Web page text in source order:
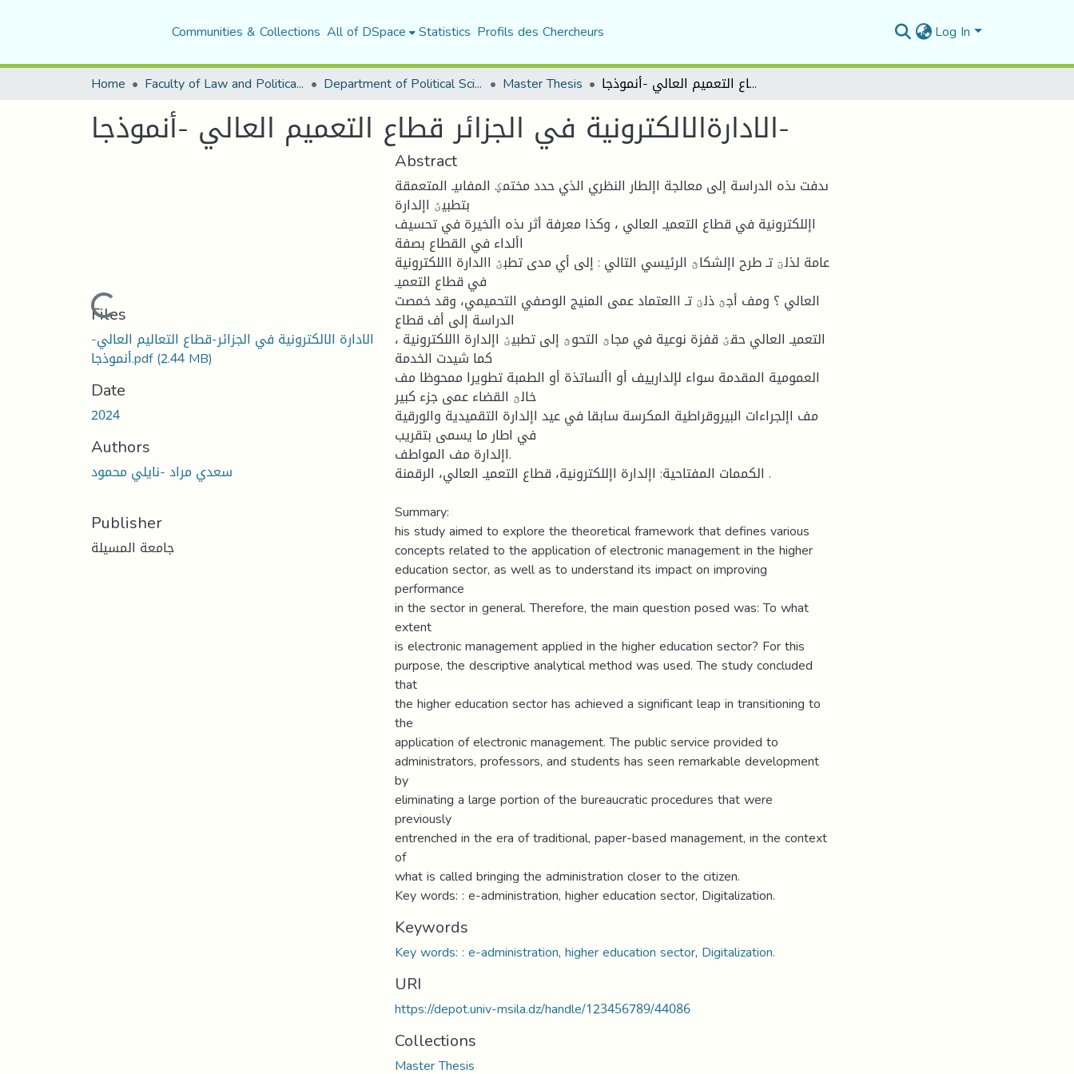
Communities & Collections All of DSpace Statistics Profils des Chercheurs Log In
Home Faculty of Law and Political Science Department of Political Sciences Master Thesis الادارةالالكترونية في الجزائر قطاع التعميم العالي -أنموذجا-
الادارةالالكترونية في الجزائر قطاع التعميم العالي -أنموذجا-
Loading...
Files
الادارة الالكترونية في الجزائر-قطاع التعاليم العالي-
أنموذجا.pdf(2.44 MB)
Date
2024
Authors
سعدي مراد -نايلي محمود
Publisher
جامعة المسيلة
Abstract
ىدفت ىذه الدراسة إلى معالجة اإلطار النظري الذي حدد مختمؼ المفاىيـ المتعمقة
بتطبيؽ اإلدارة
اإللكترونية في قطاع التعميـ العالي ، وكذا معرفة أثر ىذه األخيرة في تحسيف
األداء في القطاع بصفة
عامة لذلؾ تـ طرح اإلشكاؿ الرئيسي التالي : إلى أي مدى تطبؽ االدارة االلكترونية
في قطاع التعميـ
العالي ؟ ومف أجؿ ذلؾ تـ االعتماد عمى المنيج الوصفي التحميمي، وقد خمصت
الدراسة إلى أف قطاع
التعميـ العالي حقؽ قفزة نوعية في مجاؿ التحوؿ إلى تطبيؽ اإلدارة االلكترونية ،
كما شيدت الخدمة
العمومية المقدمة سواء لإلدارييف أو األساتذة أو الطمبة تطويرا ممحوظا مف
خالؿ القضاء عمى جزء كبير
مف اإلجراءات البيروقراطية المكرسة سابقا في عيد اإلدارة التقميدية والورقية
في اطار ما يسمى بتقريب
اإلدارة مف المواطف.
الكممات المفتاحية: اإلدارة اإللكترونية، قطاع التعميـ العالي، الرقمنة .
Summary:
his study aimed to explore the theoretical framework that defines various
concepts related to the application of electronic management in the higher
education sector, as well as to understand its impact on improving
performance
in the sector in general. Therefore, the main question posed was: To what
extent
is electronic management applied in the higher education sector? For this
purpose, the descriptive analytical method was used. The study concluded
that
the higher education sector has achieved a significant leap in transitioning to
the
application of electronic management. The public service provided to
administrators, professors, and students has seen remarkable development
by
eliminating a large portion of the bureaucratic procedures that were
previously
entrenched in the era of traditional, paper-based management, in the context
of
what is called bringing the administration closer to the citizen.
Key words: : e-administration, higher education sector, Digitalization.
Keywords
Key words: : e-administration,higher education sector, Digitalization.
URI
https://depot.univ-msila.dz/handle/123456789/44086
Collections
Master Thesis